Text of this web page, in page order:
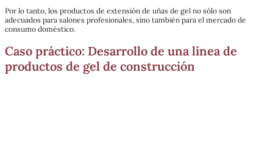
Por lo tanto, los productos de extensión de uñas de gel no sólo son
adecuados para salones profesionales, sino también para el mercado de
consumo doméstico.
Caso práctico: Desarrollo de una línea de
productos de gel de construcción